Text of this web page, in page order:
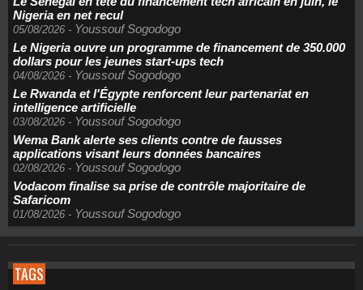
Nigeria en net recul
05/08/2026 - Youssouf Sogodogo
Le Nigeria ouvre un programme de financement de 350.000
dollars pour les jeunes start-ups tech
04/08/2026 - Youssouf Sogodogo
Le Rwanda et l'Égypte renforcent leur partenariat en
intelligence artificielle
03/08/2026 - Youssouf Sogodogo
Wema Bank alerte ses clients contre de fausses
applications visant leurs données bancaires
02/08/2026 - Youssouf Sogodogo
Vodacom finalise sa prise de contrôle majoritaire de
Safaricom
01/08/2026 - Youssouf Sogodogo
TAGS